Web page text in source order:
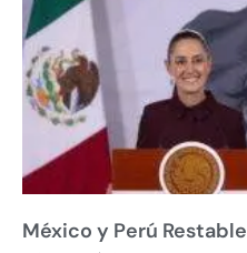
México y Perú